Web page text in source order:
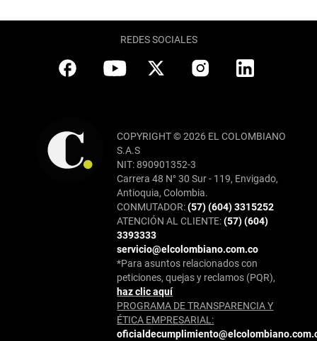
REDES SOCIALES
COPYRIGHT © 2026 EL COLOMBIANO
S.A.S
NIT: 890901352-3
Carrera 48 N° 30 Sur - 119, Envigado,
Antioquia, Colombia.
CONMUTADOR:(57) (604) 3315252
ATENCIÓN AL CLIENTE:(57) (604)
3393333
servicio@elcolombiano.com.co
*Para asuntos relacionados con
peticiones, quejas y reclamos (PQR),
haz clic aquí
PROGRAMA DE TRANSPARENCIA Y
ÉTICA EMPRESARIAL: